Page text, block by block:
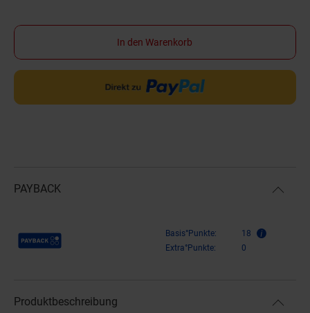
In den Warenkorb
PAYBACK
Payback Punkte Basis°Punkte:
18
Extra°Punkte:
0
Produktbeschreibung